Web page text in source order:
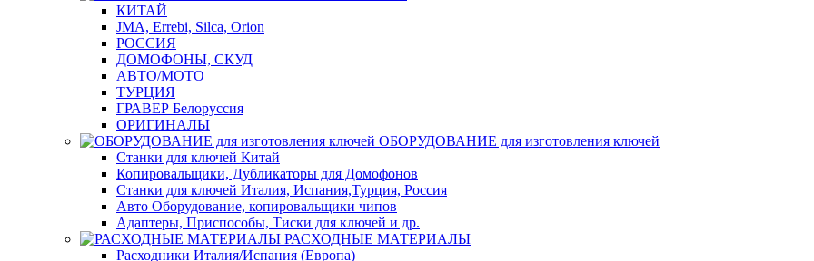
КИТАЙ
JMA, Errebi, Silca, Orion
РОССИЯ
ДОМОФОНЫ, СКУД
ABTO/МОТО
ТУРЦИЯ
ГРАВЕР Белоруссия
ОРИГИНАЛЫ
ОБОРУДОВАНИЕ для изготовления ключей
Станки для ключей Китай
Копировальщики, Дубликаторы для Домофонов
Станки для ключей Италия, Испания,Турция, Россия
Авто Оборудование, копировальщики чипов
Адаптеры, Приспособы, Тиски для ключей и др.
РАСХОДНЫЕ МАТЕРИАЛЫ
Расходники Италия/Испания (Европа)